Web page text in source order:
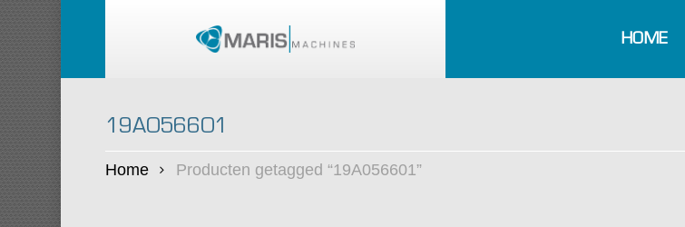
Skip
to
main
content
HOME
19A056601
Home Producten getagged “19A056601”